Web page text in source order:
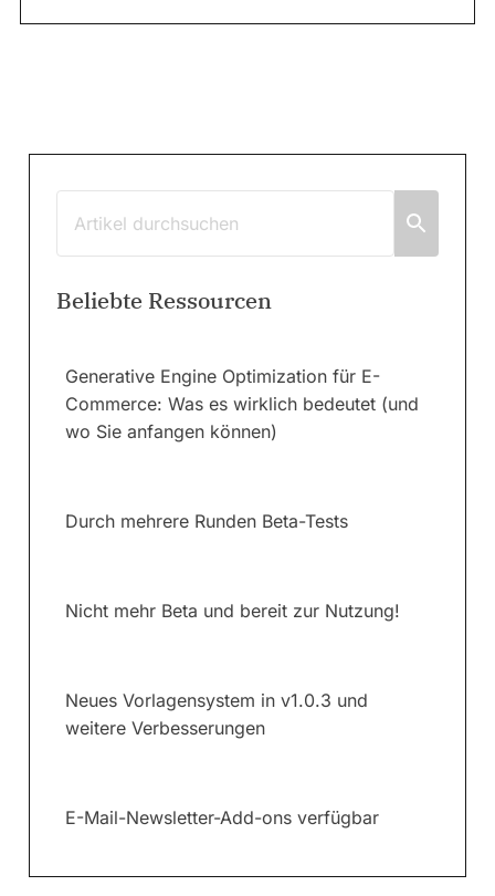
Beliebte Ressourcen
Generative Engine Optimization für E-
Commerce: Was es wirklich bedeutet (und
wo Sie anfangen können)
Durch mehrere Runden Beta-Tests
Nicht mehr Beta und bereit zur Nutzung!
Neues Vorlagensystem in v1.0.3 und
weitere Verbesserungen
E-Mail-Newsletter-Add-ons verfügbar